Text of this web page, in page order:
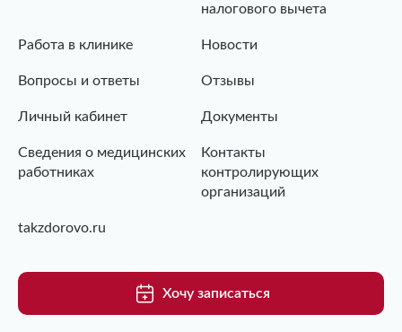
налогового вычета
Работа в клинике Новости
Вопросы и ответы Отзывы
Личный кабинет Документы
Сведения о медицинских
работниках
Контакты
контролирующих
организаций
takzdorovo.ru
Хочу записаться